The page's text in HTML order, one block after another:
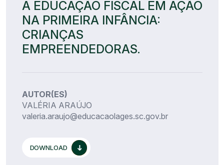
A EDUCAÇÃO FISCAL EM AÇÃO
NA PRIMEIRA INFÂNCIA:
CRIANÇAS
EMPREENDEDORAS.
AUTOR(ES)
VALÉRIA ARAÚJO
valeria.araujo@educacaolages.sc.gov.br
DOWNLOAD